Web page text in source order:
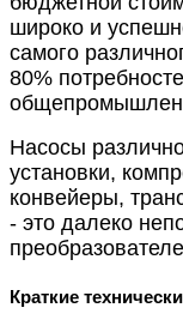
широко и
самого
80%
Насосы
установки,
конвейеры,
- это далеко
Краткие